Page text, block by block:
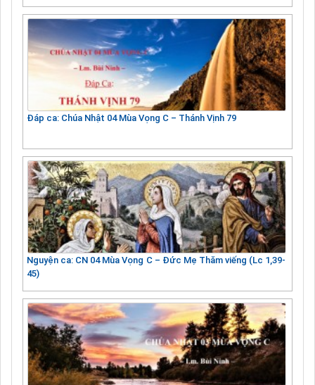
Đáp ca: Chúa Nhật 04 Mùa Vọng C – Thánh Vịnh 79
Nguyện ca: CN 04 Mùa Vọng C – Đức Mẹ Thăm viếng (Lc 1,39-
45)